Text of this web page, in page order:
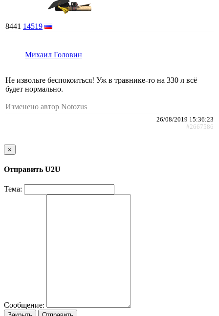
8441 14519
Михаил Головин
Не извольте беспокоиться! Уж в травнике-то на 330 л всё
будет нормально.
Изменено автор Notozus
26/08/2019 15:36:23
#2667586
×
Отправить U2U
Тема:
Сообщение: